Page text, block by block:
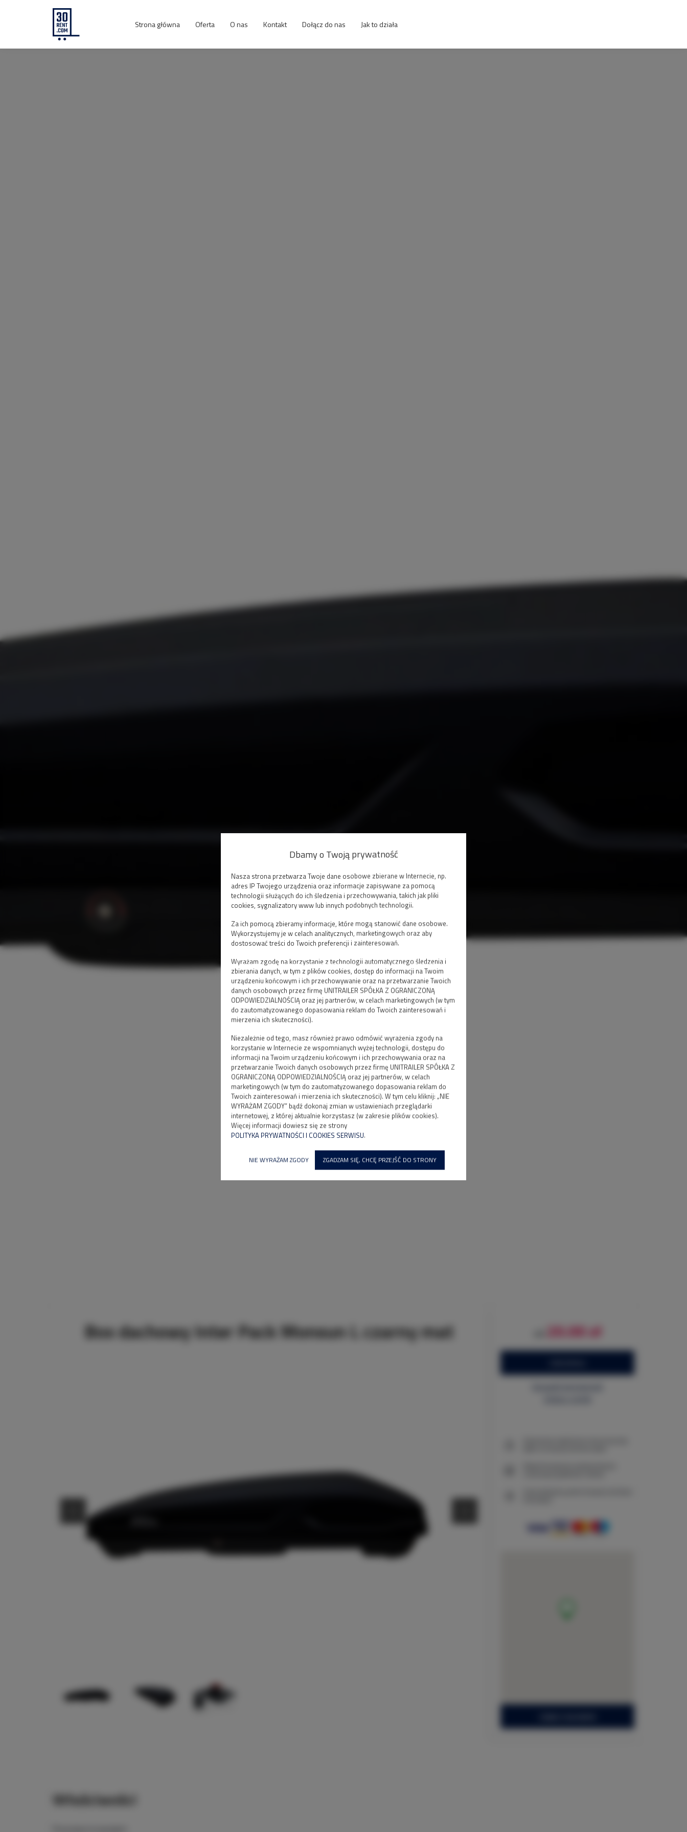
Strona główna Oferta O nas Kontakt Dołącz do nas Jak to działa
Box dachowy Inter Pack Monsun L czarny mat 20.00 zł
Właściwości
Dbamy o Twoją prywatność
Nasza strona przetwarza Twoje dane osobowe zbierane w Internecie, np.
adres IP Twojego urządzenia oraz informacje zapisywane za pomocą
technologii służących do ich śledzenia i przechowywania, takich jak pliki
cookies, sygnalizatory www lub innych podobnych technologii.
Za ich pomocą zbieramy informacje, które mogą stanowić dane osobowe.
Wykorzystujemy je w celach analitycznych, marketingowych oraz aby
dostosować treści do Twoich preferencji i zainteresowań.
Wyrażam zgodę na korzystanie z technologii automatycznego śledzenia i
zbierania danych, w tym z plików cookies, dostęp do informacji na Twoim
urządzeniu końcowym i ich przechowywanie oraz na przetwarzanie Twoich
danych osobowych przez firmę UNITRAILER SPÓŁKA Z OGRANICZONĄ
ODPOWIEDZIALNOŚCIĄ oraz jej partnerów, w celach marketingowych (w tym
do zautomatyzowanego dopasowania reklam do Twoich zainteresowań i
mierzenia ich skuteczności).
Niezależnie od tego, masz również prawo odmówić wyrażenia zgody na
korzystanie w Internecie ze wspomnianych wyżej technologii, dostępu do
informacji na Twoim urządzeniu końcowym i ich przechowywania oraz na
przetwarzanie Twoich danych osobowych przez firmę UNITRAILER SPÓŁKA Z
OGRANICZONĄ ODPOWIEDZIALNOŚCIĄ oraz jej partnerów, w celach
marketingowych (w tym do zautomatyzowanego dopasowania reklam do
Twoich zainteresowań i mierzenia ich skuteczności). W tym celu kliknij: „NIE
WYRAŻAM ZGODY” bądź dokonaj zmian w ustawieniach przeglądarki
internetowej, z której aktualnie korzystasz (w zakresie plików cookies).
Więcej informacji dowiesz się ze strony
POLITYKA PRYWATNOŚCI I COOKIES SERWISU.
NIE WYRAŻAM ZGODY ZGADZAM SIĘ, CHCĘ PRZEJŚĆ DO STRONY